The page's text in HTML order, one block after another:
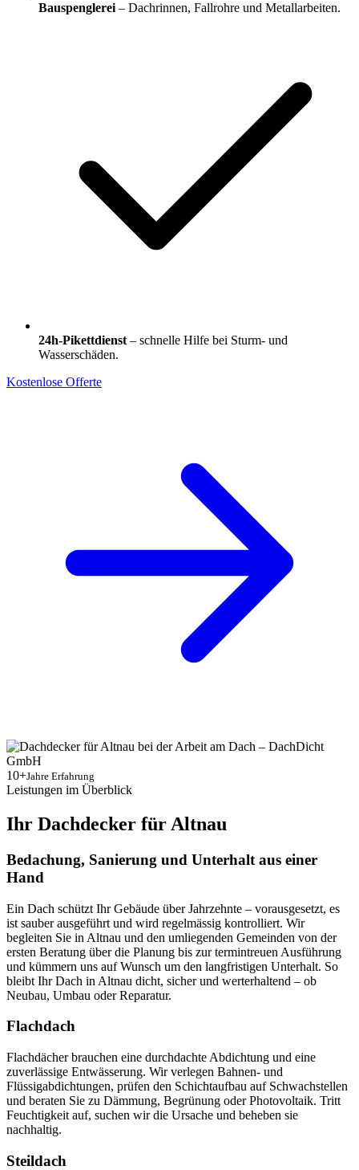
Bauspenglerei – Dachrinnen, Fallrohre und Metallarbeiten.
24h-Pikettdienst – schnelle Hilfe bei Sturm- und
Wasserschäden.
Kostenlose Offerte
10+Jahre Erfahrung
Leistungen im Überblick
Ihr Dachdecker für Altnau
Bedachung, Sanierung und Unterhalt aus einer
Hand
Ein Dach schützt Ihr Gebäude über Jahrzehnte – vorausgesetzt, es
ist sauber ausgeführt und wird regelmässig kontrolliert. Wir
begleiten Sie in Altnau und den umliegenden Gemeinden von der
ersten Beratung über die Planung bis zur termintreuen Ausführung
und kümmern uns auf Wunsch um den langfristigen Unterhalt. So
bleibt Ihr Dach in Altnau dicht, sicher und werterhaltend – ob
Neubau, Umbau oder Reparatur.
Flachdach
Flachdächer brauchen eine durchdachte Abdichtung und eine
zuverlässige Entwässerung. Wir verlegen Bahnen- und
Flüssigabdichtungen, prüfen den Schichtaufbau auf Schwachstellen
und beraten Sie zu Dämmung, Begrünung oder Photovoltaik. Tritt
Feuchtigkeit auf, suchen wir die Ursache und beheben sie
nachhaltig.
Steildach